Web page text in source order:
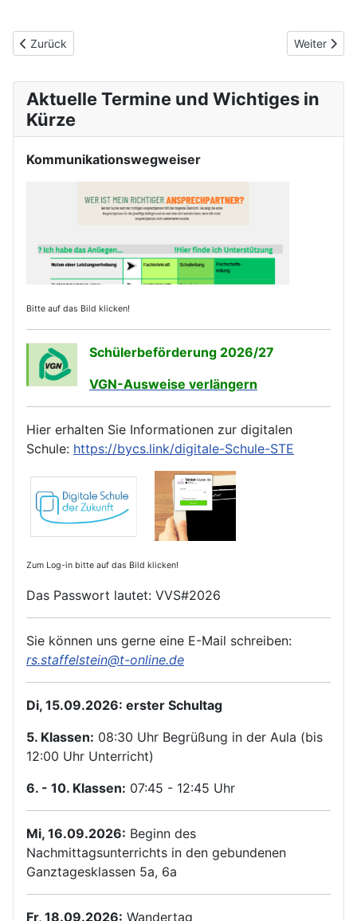
Vorheriger Beitrag: SMV - Summer is coming ...
Zurück Nächster
Weiter
Aktuelle Termine und Wichtiges in
Kürze
Kommunikationswegweiser
Bitte auf das Bild klicken!
Schülerbeförderung 2026/27
VGN-Ausweise verlängern
Hier erhalten Sie Informationen zur digitalen
Schule: https://bycs.link/digitale-Schule-STE
Zum Log-in bitte auf das Bild klicken!
Das Passwort lautet: VVS#2026
Sie können uns gerne eine E-Mail schreiben:
rs.staffelstein@t-online.de
Di, 15.09.2026: erster Schultag
5. Klassen: 08:30 Uhr Begrüßung in der Aula (bis
12:00 Uhr Unterricht)
6. - 10. Klassen: 07:45 - 12:45 Uhr
Mi, 16.09.2026: Beginn des
Nachmittagsunterrichts in den gebundenen
Ganztagesklassen 5a, 6a
Fr, 18.09.2026: Wandertag